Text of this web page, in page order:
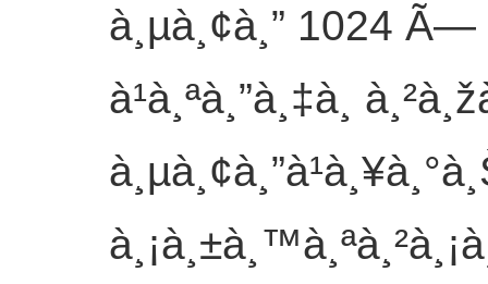
à¸µà¸¢à¸” 1024 Ã—
à¹à¸ªà¸”à¸‡à¸